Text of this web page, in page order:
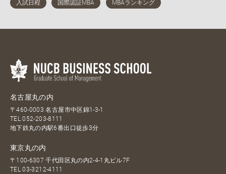
名古屋丸の内
〒460-0003 名古屋市中区錦1-3-1
TEL052-203-8111
地下鉄丸の内駅6番出口徒歩3分
東京丸の内
〒100-6307 千代田区丸の内2-4-1丸ビル7F
TEL03-3212-4111